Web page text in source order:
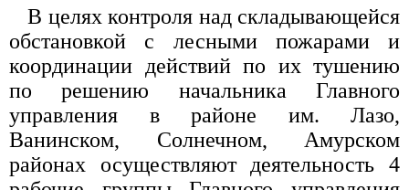
В целях контроля над складывающейся
обстановкой с лесными пожарами и
координации действий по их тушению
по решению начальника Главного
управления в районе им. Лазо,
Ванинском, Солнечном, Амурском
районах осуществляют деятельность 4